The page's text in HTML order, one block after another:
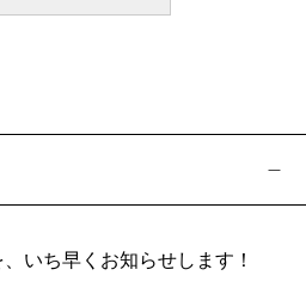
いち早くお知らせします！